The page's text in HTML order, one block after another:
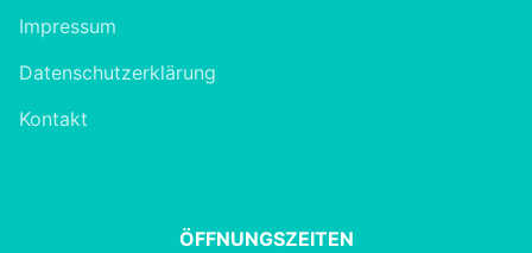
Impressum
Datenschutzerklärung
Kontakt
ÖFFNUNGSZEITEN